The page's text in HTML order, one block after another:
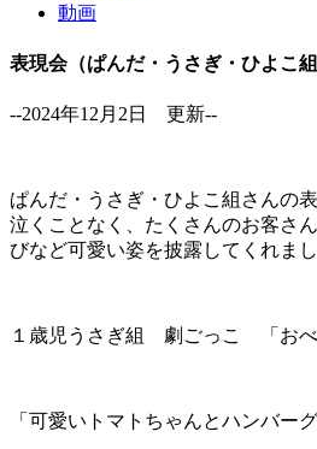
動画
表現会（ぱんだ・うさぎ・ひよこ組
--2024年12月2日 更新--
ぱんだ・うさぎ・ひよこ組さんの
泣くことなく、たくさんのお客さ
びなど可愛い姿を披露してくれまし
１歳児うさぎ組 劇ごっこ 「おべ
「可愛いトマトちゃんとハンバー